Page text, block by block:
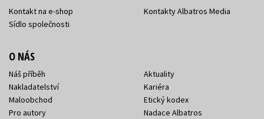
Kontakt na e-shop
Sídlo společnosti
Kontakty Albatros Media
O NÁS
Náš příběh
Nakladatelství
Maloobchod
Pro autory
Aktuality
Kariéra
Etický kodex
Nadace Albatros